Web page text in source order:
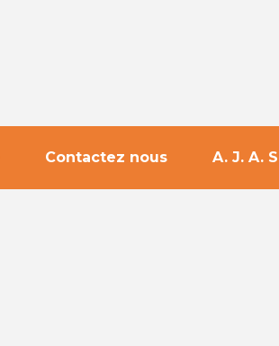
Contactez nous A. J. A.